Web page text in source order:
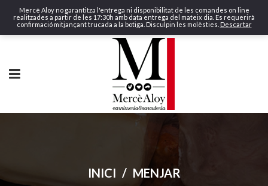
Mercè Aloy no garantitza l'entrega ni disponibilitat de les comandes on line
realitzades a partir de les 17:30h amb data entrega del mateix dia. Es requerirà
confirmació mitjançant trucada a la botiga. Disculpin les molèsties. Descartar
INICI / MENJAR